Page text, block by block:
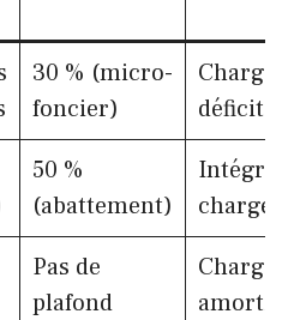
30 % (micro-
foncier)
Charges
déficits
50 %
(abattement)
charges
Pas de
plafond
Charges